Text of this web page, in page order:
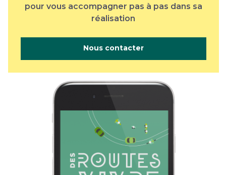
pour vous accompagner pas à pas dans sa
réalisation
Nous contacter